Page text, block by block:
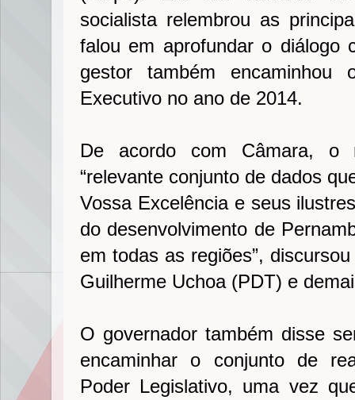
socialista relembrou as
falou em aprofundar o diálogo
gestor também
Executivo no ano de 2014.
De acordo com Câmara,
“relevante conjunto de dados
Vossa Excelência e seus
do desenvolvimento de
em todas as regiões”,
Guilherme Uchoa (PDT) e
O governador também disse
encaminhar o conjunto de
Poder Legislativo, uma vez